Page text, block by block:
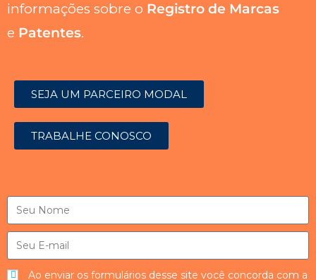
informações sobre o Registro de Marcas
e Patentes.
SEJA UM PARCEIRO MODAL
TRABALHE CONOSCO
Ao enviar os formulários desse site você concorda com a